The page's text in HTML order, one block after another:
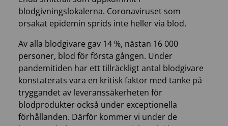
blodgivningslokalerna. Coronaviruset som
orsakat epidemin sprids inte heller via blod.
Av alla blodgivare gav 14 %, nästan 16 000
personer, blod för första gången. Under
pandemitiden har ett tillräckligt antal blodgivare
konstaterats vara en kritisk faktor med tanke på
tryggandet av leveranssäkerheten för
blodprodukter också under exceptionella
förhållanden. Därför kommer vi under de